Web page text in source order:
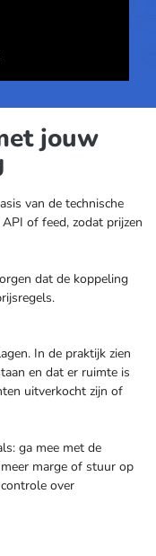
jouw
van de technische
of feed, zodat prijzen
dat de koppeling
In de praktijk zien
en dat er ruimte is
uitverkocht zijn of
ga mee met de
marge of stuur op
over